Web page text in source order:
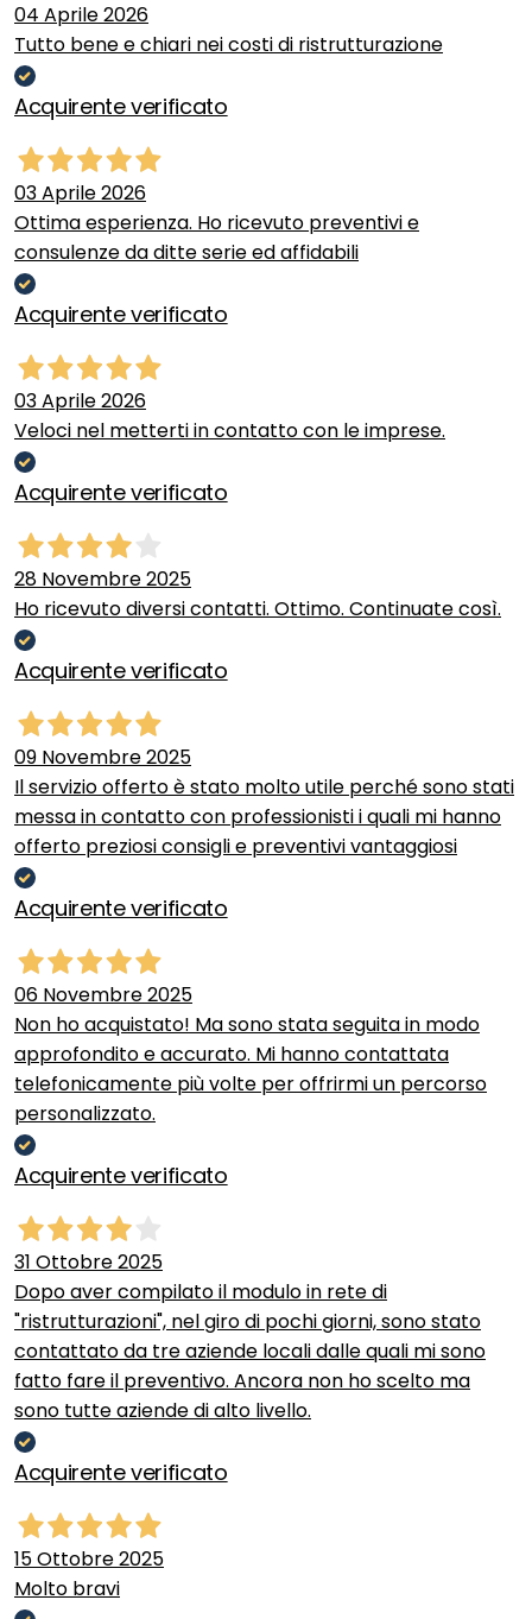
04 Aprile 2026
Tutto bene e chiari nei costi di ristrutturazione
Acquirente verificato
03 Aprile 2026
Ottima esperienza. Ho ricevuto preventivi e
consulenze da ditte serie ed affidabili
Acquirente verificato
03 Aprile 2026
Veloci nel metterti in contatto con le imprese.
Acquirente verificato
28 Novembre 2025
Ho ricevuto diversi contatti. Ottimo. Continuate così.
Acquirente verificato
09 Novembre 2025
Il servizio offerto è stato molto utile perché sono stati
messa in contatto con professionisti i quali mi hanno
offerto preziosi consigli e preventivi vantaggiosi
Acquirente verificato
06 Novembre 2025
Non ho acquistato! Ma sono stata seguita in modo
approfondito e accurato. Mi hanno contattata
telefonicamente più volte per offrirmi un percorso
personalizzato.
Acquirente verificato
31 Ottobre 2025
Dopo aver compilato il modulo in rete di
"ristrutturazioni", nel giro di pochi giorni, sono stato
contattato da tre aziende locali dalle quali mi sono
fatto fare il preventivo. Ancora non ho scelto ma
sono tutte aziende di alto livello.
Acquirente verificato
15 Ottobre 2025
Molto bravi